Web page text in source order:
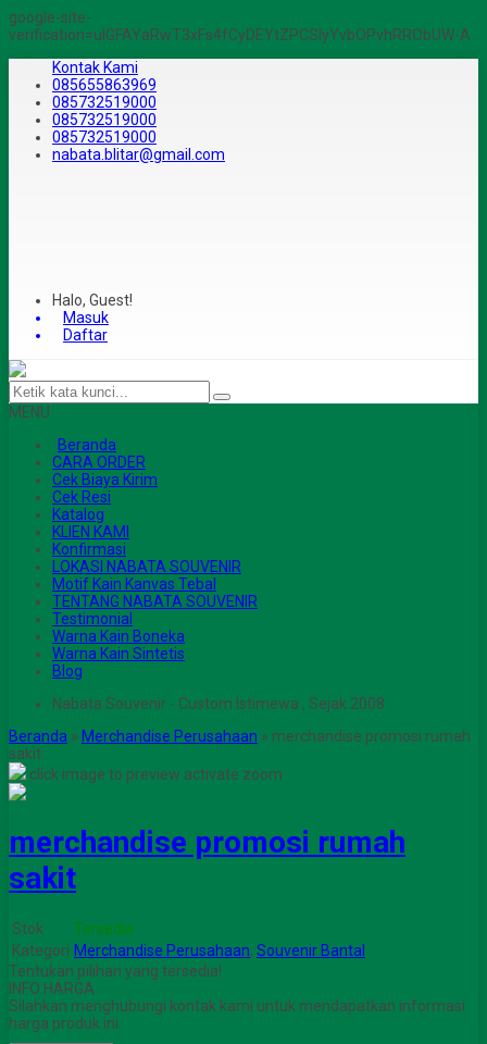
google-site-
verification=ulGFAYaRwT3xFs4fCyDEYtZPCSlyYvbOPvhRRObUW-A
Kontak Kami
085655863969
085732519000
085732519000
085732519000
nabata.blitar@gmail.com
Halo, Guest!
Masuk
Daftar
MENU
Beranda
CARA ORDER
Cek Biaya Kirim
Cek Resi
Katalog
KLIEN KAMI
Konfirmasi
LOKASI NABATA SOUVENIR
Motif Kain Kanvas Tebal
TENTANG NABATA SOUVENIR
Testimonial
Warna Kain Boneka
Warna Kain Sintetis
Blog
Nabata Souvenir - Custom Istimewa , Sejak 2008 .
Beranda » Merchandise Perusahaan » merchandise promosi rumah
sakit
click image to preview activate zoom
merchandise promosi rumah
sakit
Stok
Tersedia
Kategori Merchandise Perusahaan, Souvenir Bantal
Tentukan pilihan yang tersedia!
INFO HARGA
Silahkan menghubungi kontak kami untuk mendapatkan informasi
harga produk ini.